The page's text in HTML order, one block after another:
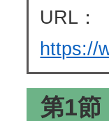
URL：
https://
第1